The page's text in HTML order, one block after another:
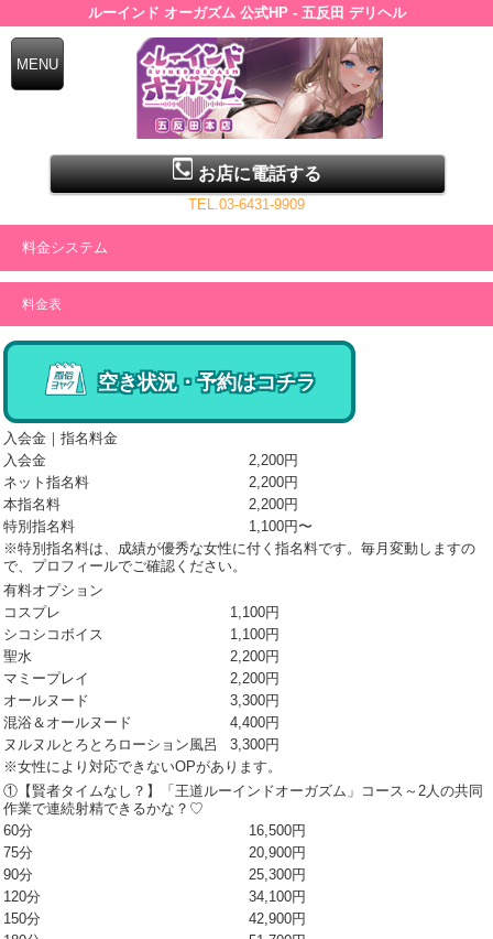
ルーインド オーガズム 公式HP - 五反田 デリヘル
お店に電話する
TEL.03-6431-9909
料金システム
料金表
空き状況・予約はコチラ
入会金｜指名料金
入会金
2,200円
ネット指名料
2,200円
本指名料
2,200円
特別指名料
1,100円〜
※特別指名料は、成績が優秀な女性に付く指名料です。毎月変動しますの
で、プロフィールでご確認ください。
有料オプション
コスプレ
1,100円
シコシコボイス
1,100円
聖水
2,200円
マミープレイ
2,200円
オールヌード
3,300円
混浴＆オールヌード
4,400円
ヌルヌルとろとろローション風呂
3,300円
※女性により対応できないOPがあります。
①【賢者タイムなし？】「王道ルーインドオーガズム」コース～2人の共同
作業で連続射精できるかな？♡
60分
16,500円
75分
20,900円
90分
25,300円
120分
34,100円
150分
42,900円